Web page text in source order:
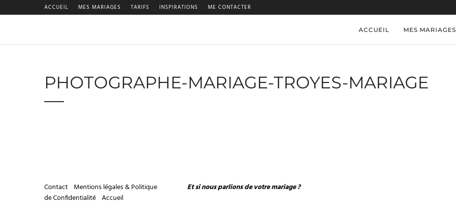
ACCUEIL MES MARIAGES TARIFS INSPIRATIONS ME CONTACTER
ACCUEIL MES MARIAGES
PHOTOGRAPHE-MARIAGE-TROYES-MARIAGE
Contact Mentions légales & Politique
de Confidentialité Accueil
Et si nous parlions de votre mariage ?